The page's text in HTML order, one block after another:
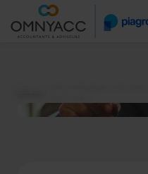
Vestigingen